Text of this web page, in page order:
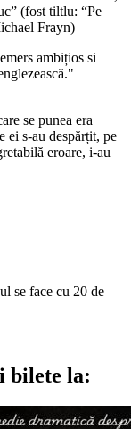
(fost tiltlu: “Pe
Frayn)
ambițios si
se punea era
ei s-au despărțit, pe
eroare, i-au
se face cu 20 de
bilete la: